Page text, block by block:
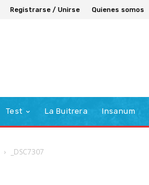
Registrarse / Unirse Quienes somos
Test La Buitrera Insanum
_DSC7307